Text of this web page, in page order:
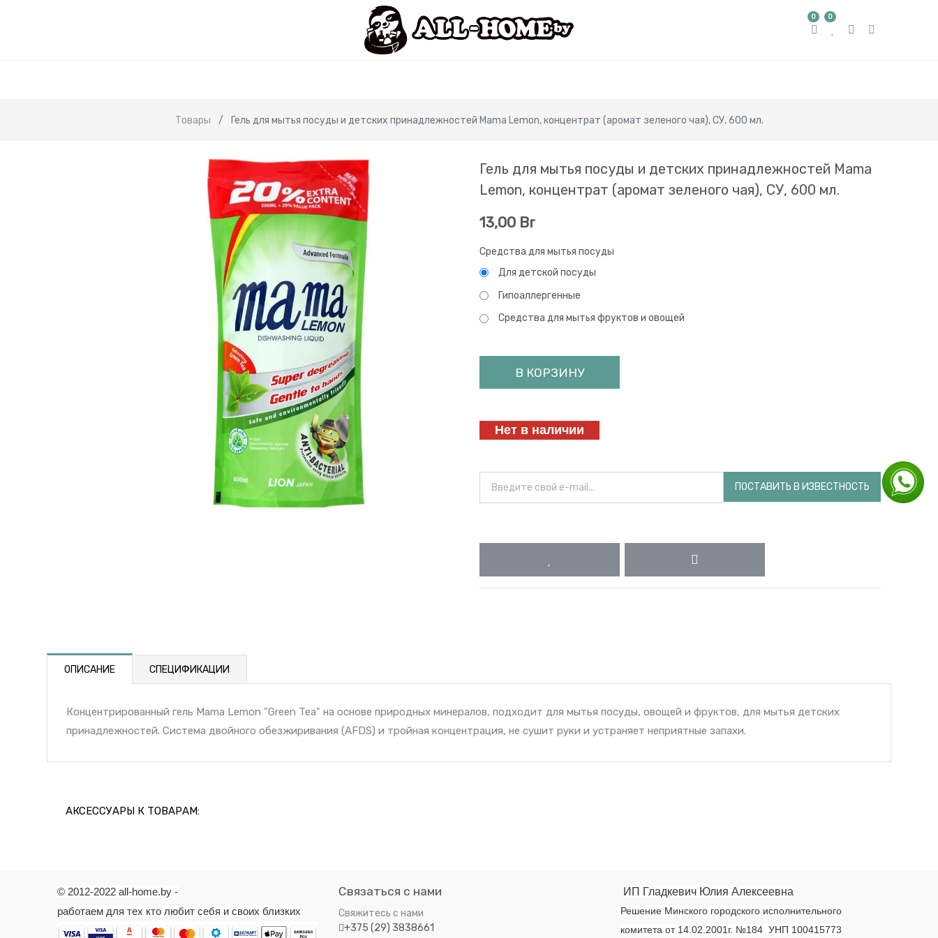
0 0
Товары Гель для мытья посуды и детских принадлежностей Mama Lemon, концентрат (аромат зеленого чая), СУ, 600 мл.
Гель для мытья посуды и детских принадлежностей Mama
Lemon, концентрат (аромат зеленого чая), СУ, 600 мл.
13,00 Br
Средства для мытья посуды
Для детской посуды
Гипоаллергенные
Средства для мытья фруктов и овощей
В КОРЗИНУ
Нет в наличии
ПОСТАВИТЬ В ИЗВЕСТНОСТЬ
ОПИСАНИЕ СПЕЦИФИКАЦИИ
Концентрированный гель Mama Lemon "Green Tea" на основе природных минералов, подходит для мытья посуды, овощей и фруктов, для мытья детских
принадлежностей. Система двойного обезжиривания (AFDS) и тройная концентрация, не сушит руки и устраняет неприятные запахи.
АКСЕССУАРЫ К ТОВАРАМ:
© 2012-2022 all-home.by -
работаем для тех кто любит себя и своих близких
Связаться с нами
Свяжитесь с нами
+375 (29) 3838661
ИП Гладкевич Юлия Алексеевна
Решение Минского городского исполнительного
комитета от 14.02.2001г. №184 УНП 100415773